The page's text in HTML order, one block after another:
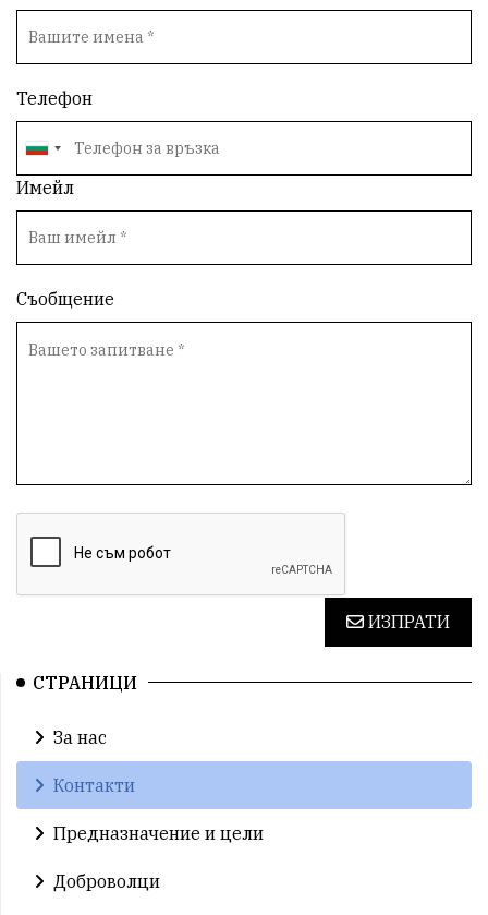
Телефон
Имейл
Съобщение
ИЗПРАТИ
СТРАНИЦИ
За нас
Контакти
Предназначение и цели
Доброволци